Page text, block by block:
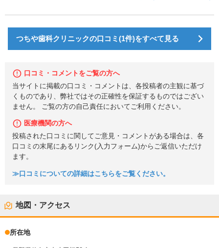
つちや歯科クリニックの口コミ(1件)をすべて見る
口コミ・コメントをご覧の方へ
当サイトに掲載の口コミ・コメントは、各投稿者の主観に基づ
くものであり、弊社ではその正確性を保証するものではござい
ません。 ご覧の方の自己責任においてご利用ください。
医療機関の方へ
投稿された口コミに関してご意見・コメントがある場合は、各
口コミの末尾にあるリンク(入力フォーム)からご返信いただけ
ます。
≫口コミについての詳細はこちらをご覧ください。
地図・アクセス
所在地